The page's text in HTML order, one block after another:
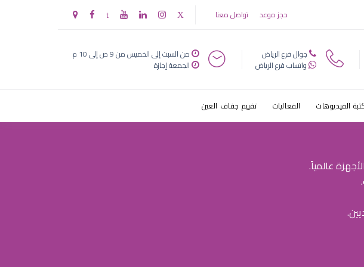
الحمل
حجز موعد تواصل معنا
جوال فرع الرياض
واتساب فرع الرياض
من السبت إلى الخميس من 9 ص إلى 10 م
الجمعة إجازة
الفيديوهات الفعاليات تقييم جفاف العين
عالمياً.